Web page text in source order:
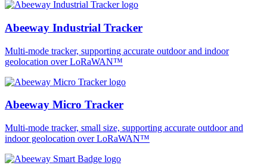
Abeeway Industrial Tracker
Multi-mode tracker, supporting accurate outdoor and indoor
geolocation over LoRaWAN™
Abeeway Micro Tracker
Multi-mode tracker, small size, supporting accurate outdoor and
indoor geolocation over LoRaWAN™